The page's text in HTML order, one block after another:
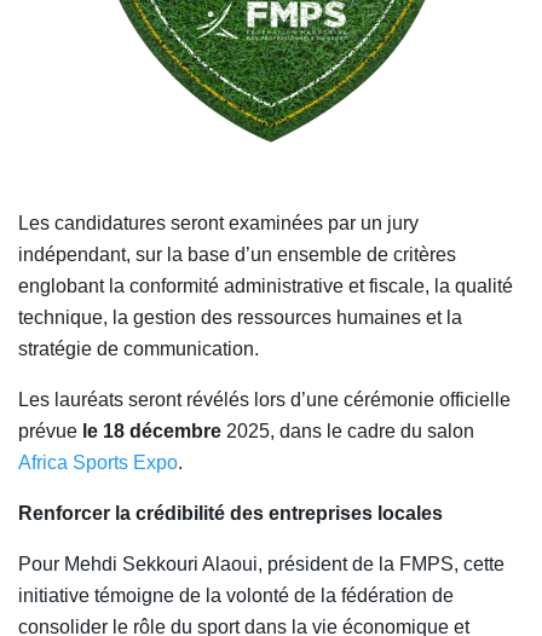
Les candidatures seront examinées par un jury
indépendant, sur la base d’un ensemble de critères
englobant la conformité administrative et fiscale, la qualité
technique, la gestion des ressources humaines et la
stratégie de communication.
Les lauréats seront révélés lors d’une cérémonie officielle
prévue le 18 décembre 2025, dans le cadre du salon
Africa Sports Expo.
Renforcer la crédibilité des entreprises locales
Pour Mehdi Sekkouri Alaoui, président de la FMPS, cette
initiative témoigne de la volonté de la fédération de
consolider le rôle du sport dans la vie économique et